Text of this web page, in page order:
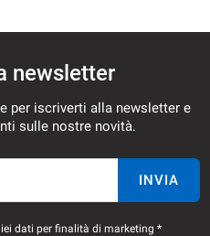
newsletter
per iscriverti alla newsletter e
sulle nostre novità.
INVIA
dati per finalità di marketing *